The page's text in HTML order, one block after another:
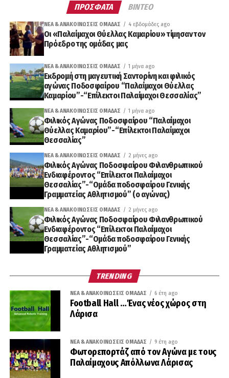
ΠΡΟΣΦΑΤΑ ΒΙΝΤΕΟ
ΝΈΑ & ΑΝΑΚΟΙΝΏΣΕΙΣ ΟΜΆΔΑΣ 4 εβδομάδες ago
Οι «Παλαίμαχοι Θύελλας Καμαρίου» τίμησαν τον
Πρόεδρο της ομάδας μας
ΝΈΑ & ΑΝΑΚΟΙΝΏΣΕΙΣ ΟΜΆΔΑΣ 1 μήνα ago
Εκδρομή στη μαγευτική Σαντορίνη και φιλικός
αγώνας Ποδοσφαίρου “Παλαίμαχοι Θύελλας
Καμαρίου”-“Επίλεκτοι Παλαίμαχοι Θεσσαλίας”
ΝΈΑ & ΑΝΑΚΟΙΝΏΣΕΙΣ ΟΜΆΔΑΣ 1 μήνα ago
Φιλικός Αγώνας Ποδοσφαίρου “Παλαίμαχοι
Θύελλας Καμαρίου”-“Επίλεκτοι Παλαίμαχοι
Θεσσαλίας”
ΝΈΑ & ΑΝΑΚΟΙΝΏΣΕΙΣ ΟΜΆΔΑΣ 2 μήνες ago
Φιλικός Αγώνας Ποδοσφαίρου Φιλανθρωπικού
Ενδιαφέροντος “Επίλεκτοι Παλαίμαχοι
Θεσσαλίας”-“Ομάδα ποδοσφαίρου Γενικής
Γραμματείας Αθλητισμού” (ο αγώνας)
ΝΈΑ & ΑΝΑΚΟΙΝΏΣΕΙΣ ΟΜΆΔΑΣ 2 μήνες ago
Φιλικός Αγώνας Ποδοσφαίρου Φιλανθρωπικού
Ενδιαφέροντος “Επίλεκτοι Παλαίμαχοι
Θεσσαλίας”-“Ομάδα ποδοσφαίρου Γενικής
Γραμματείας Αθλητισμού”
TRENDING
ΝΈΑ & ΑΝΑΚΟΙΝΏΣΕΙΣ ΟΜΆΔΑΣ 6 έτη ago
Football Hall …Ένας νέος χώρος στη
Λάρισα
ΝΈΑ & ΑΝΑΚΟΙΝΏΣΕΙΣ ΟΜΆΔΑΣ 9 έτη ago
Φωτορεπορτάζ από τον Αγώνα με τους
Παλαίμαχους Απόλλωνα Λάρισας